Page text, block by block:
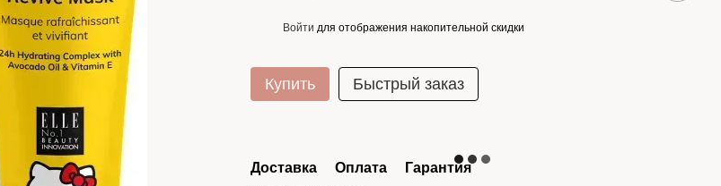
Войти для отображения накопительной скидки
Купить Быстрый заказ
Доставка Оплата
Гарантия